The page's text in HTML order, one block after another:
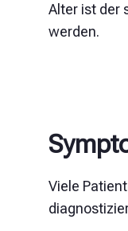
Alter ist der
werden.
Viele